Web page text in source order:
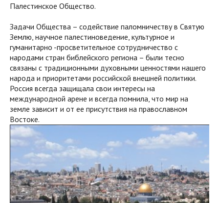
Палестинское Общество.
Задачи Общества – содействие паломничеству в Святую
Землю, научное палестиноведение, культурное и
гуманитарно -просветительное сотрудничество с
народами стран библейского региона – были тесно
связаны с традиционными духовными ценностями нашего
народа и приоритетами российской внешней политики.
Россия всегда защищала свои интересы на
международной арене и всегда помнила, что мир на
земле зависит и от ее присутствия на православном
Востоке.